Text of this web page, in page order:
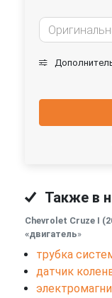
Также в
Chevrolet Cruze I
«двигатель»
трубка
датчик